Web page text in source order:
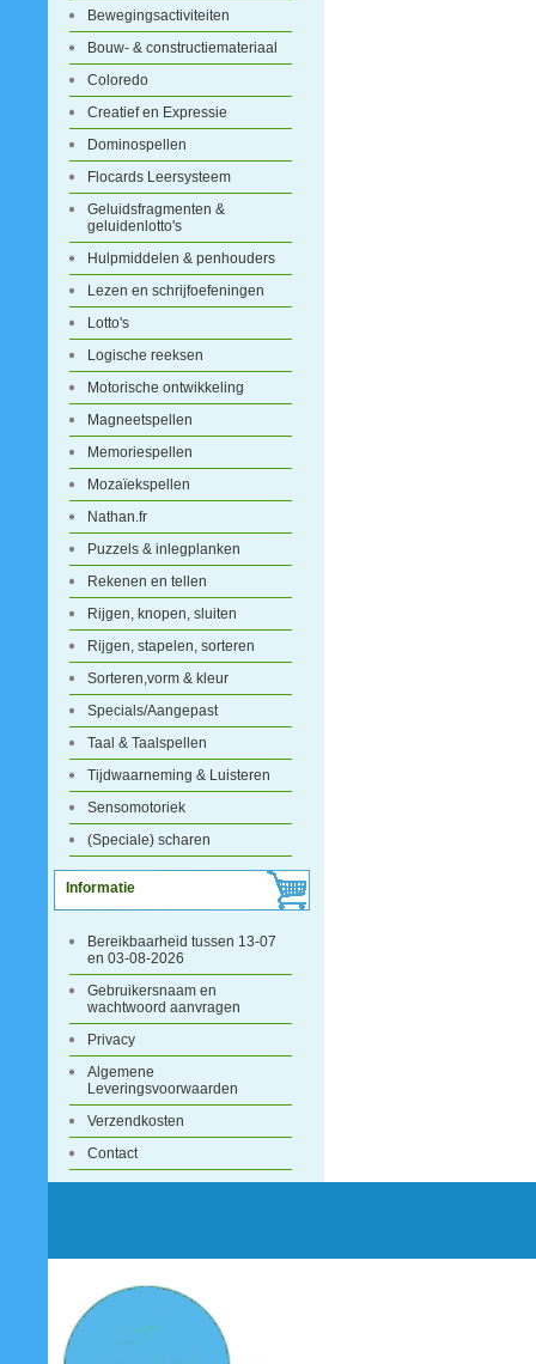
Bewegingsactiviteiten
Bouw- & constructiemateriaal
Coloredo
Creatief en Expressie
Dominospellen
Flocards Leersysteem
Geluidsfragmenten &
geluidenlotto's
Hulpmiddelen & penhouders
Lezen en schrijfoefeningen
Lotto's
Logische reeksen
Motorische ontwikkeling
Magneetspellen
Memoriespellen
Mozaïekspellen
Nathan.fr
Puzzels & inlegplanken
Rekenen en tellen
Rijgen, knopen, sluiten
Rijgen, stapelen, sorteren
Sorteren,vorm & kleur
Specials/Aangepast
Taal & Taalspellen
Tijdwaarneming & Luisteren
Sensomotoriek
(Speciale) scharen
Informatie
Bereikbaarheid tussen 13-07
en 03-08-2026
Gebruikersnaam en
wachtwoord aanvragen
Privacy
Algemene
Leveringsvoorwaarden
Verzendkosten
Contact